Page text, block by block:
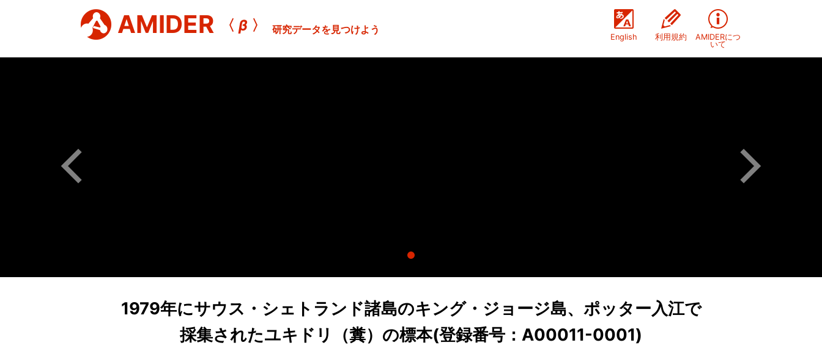
AMIDER 〈 β 〉 研究データを見つけよう
English 利用規約
AMIDERにつ
いて
1979年にサウス・シェトランド諸島のキング・ジョージ島、ポッター入江で
採集されたユキドリ（糞）の標本(登録番号：A00011-0001)